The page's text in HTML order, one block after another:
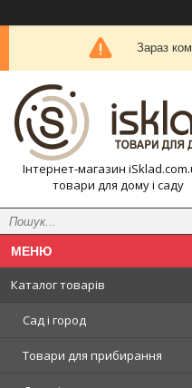
Зараз
Інтернет-магазин
товари для дому і саду
Каталог товарів
Сад і город
Товари для прибирання